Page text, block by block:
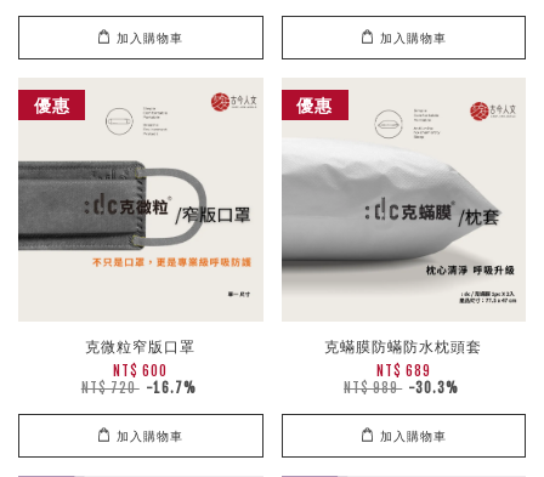
加入購物車 加入購物車
優惠
克微粒窄版口罩
NT$ 600
NT$ 720 -16.7%
加入購物車
優惠
克蟎膜防蟎防水枕頭套
NT$ 689
NT$ 989 -30.3%
加入購物車